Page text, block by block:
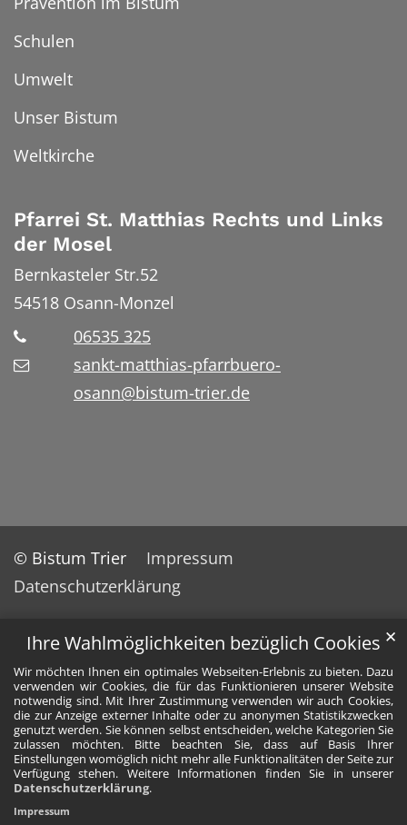
Ihre Wahlmöglichkeiten bezüglich Cookies
Wir möchten Ihnen ein optimales Webseiten-Erlebnis zu bieten. Dazu
verwenden wir Cookies, die für das Funktionieren unserer Website
notwendig sind. Mit Ihrer Zustimmung verwenden wir auch Cookies,
die zur Anzeige externer Inhalte oder zu anonymen Statistikzwecken
genutzt werden. Sie können selbst entscheiden, welche Kategorien Sie
zulassen möchten. Bitte beachten Sie, dass auf Basis Ihrer
Einstellungen womöglich nicht mehr alle Funktionalitäten der Seite zur
Verfügung stehen. Weitere Informationen finden Sie in unserer
Datenschutzerklärung.
✕
Impressum
Schulen
Umwelt
Unser Bistum
Weltkirche
Pfarrei St. Matthias Rechts und Links
der Mosel
Bernkasteler Str.52
54518 Osann-Monzel
06535 325
sankt-matthias-pfarrbuero-
osann@bistum-trier.de
© Bistum Trier
Impressum
Datenschutzerklärung